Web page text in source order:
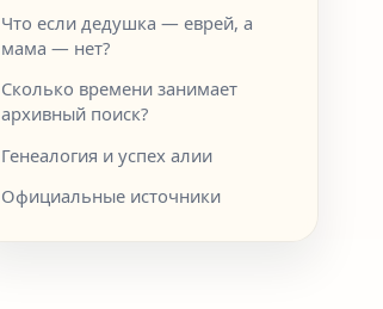
Что если дедушка — еврей, а
мама — нет?
Сколько времени занимает
архивный поиск?
Генеалогия и успех алии
Официальные источники